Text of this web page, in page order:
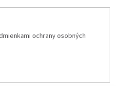
ochrany osobných